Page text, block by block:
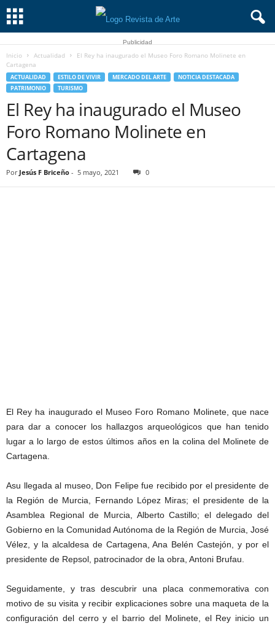
Publicidad
Inicio Actualidad
El Rey ha inaugurado el Museo Foro Romano Molinete en
Cartagena
ACTUALIDAD ESTILO DE VIVIR MERCADO DEL ARTE
NOTICIA DESTACADA
PATRIMONIO
TURISMO
El Rey ha inaugurado el Museo
Foro Romano Molinete en
Cartagena
Por Jesús F Briceño - 5 mayo, 2021 0
El Rey ha inaugurado el Museo Foro Romano Molinete, que nace
para dar a conocer los hallazgos arqueológicos que han tenido
lugar a lo largo de estos últimos años en la colina del Molinete de
Cartagena.
Asu llegada al museo, Don Felipe fue recibido por el presidente de
la Región de Murcia, Fernando López Miras; el presidente de la
Asamblea Regional de Murcia, Alberto Castillo; el delegado del
Gobierno en la Comunidad Autónoma de la Región de Murcia, José
Vélez, y la alcaldesa de Cartagena, Ana Belén Castejón, y por el
presidente de Repsol, patrocinador de la obra, Antoni Brufau.
Seguidamente, y tras descubrir una placa conmemorativa con
motivo de su visita y recibir explicaciones sobre una maqueta de la
configuración del cerro y el barrio del Molinete, el Rey inicio un